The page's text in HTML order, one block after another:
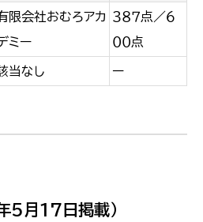
限会社おむろアカ
ミー
３８７点／６
００点
当なし ー
5月17日掲載）